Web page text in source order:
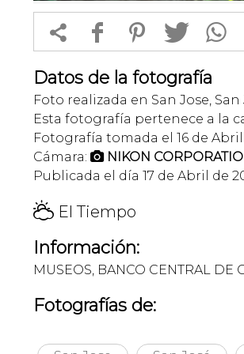
 f 1 T 
Datos de la fotografía
Foto realizada en San Jose, San
Esta fotografía pertenece a la
Fotografía tomada el 16 de Abril
Cámara:  NIKON
Publicada el día 17 de Abril de
H El Tiempo
Información:
MUSEOS, BANCO CENTRAL DE
Fotografías de: